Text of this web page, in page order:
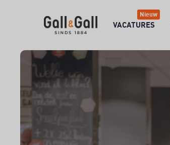
VACATURES
Nieuw